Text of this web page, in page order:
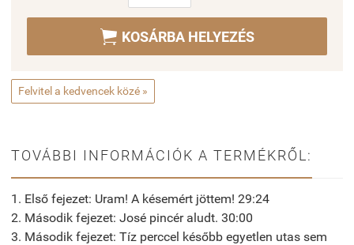
 KOSÁRBA HELYEZÉS
Felvitel a kedvencek közé »
TOVÁBBI INFORMÁCIÓK A TERMÉKRŐL:
1. Első fejezet: Uram! A késemért jöttem! 29:24
2. Második fejezet: José pincér aludt. 30:00
3. Második fejezet: Tíz perccel később egyetlen utas sem